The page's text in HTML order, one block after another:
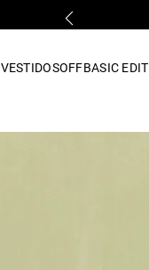
VESTIDOSOFFBASIC EDIT